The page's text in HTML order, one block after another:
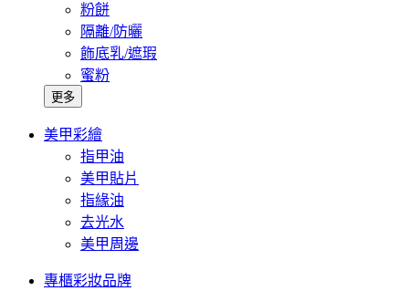
粉餅
隔離/防曬
飾底乳/遮瑕
蜜粉
更多
美甲彩繪
指甲油
美甲貼片
指緣油
去光水
美甲周邊
專櫃彩妝品牌